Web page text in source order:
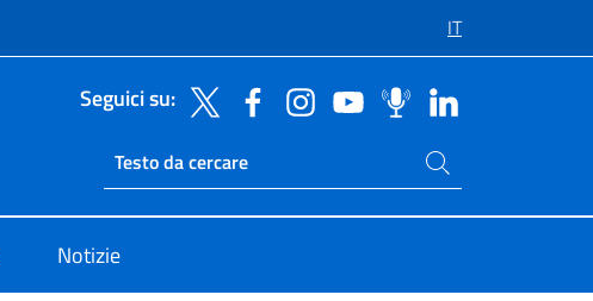
IT
Seguici su:
Ricerca sito live
Cerca nel sito
Notizie